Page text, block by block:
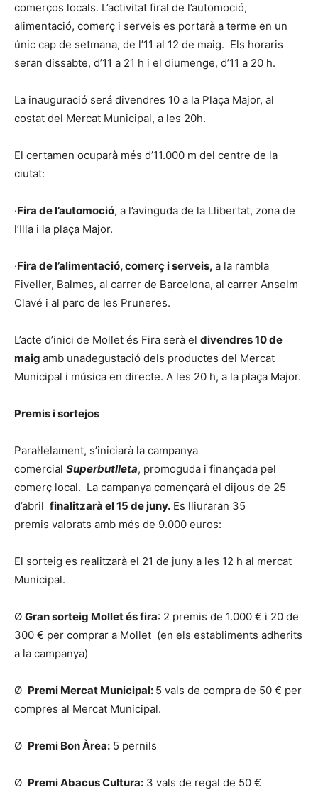
comerços locals. L’activitat firal de l’automoció,
alimentació, comerç i serveis es portarà a terme en un
únic cap de setmana, de l’11 al 12 de maig. Els horaris
seran dissabte, d’11 a 21 h i el diumenge, d’11 a 20 h.
La inauguració será divendres 10 a la Plaça Major, al
costat del Mercat Municipal, a les 20h.
El certamen ocuparà més d’11.000 m del centre de la
ciutat:
·Fira de l’automoció, a l’avinguda de la Llibertat, zona de
l’Illa i la plaça Major.
·Fira de l’alimentació, comerç i serveis, a la rambla
Fiveller, Balmes, al carrer de Barcelona, al carrer Anselm
Clavé i al parc de les Pruneres.
L’acte d’inici de Mollet és Fira serà el divendres 10 de
maig amb unadegustació dels productes del Mercat
Municipal i música en directe. A les 20 h, a la plaça Major.
Premis i sortejos
Paral·lelament, s’iniciarà la campanya
comercial Superbutlleta, promoguda i finançada pel
comerç local. La campanya començarà el dijous de 25
d’abril finalitzarà el 15 de juny. Es lliuraran 35
premis valorats amb més de 9.000 euros:
El sorteig es realitzarà el 21 de juny a les 12 h al mercat
Municipal.
Ø Gran sorteig Mollet és fira: 2 premis de 1.000 € i 20 de
300 € per comprar a Mollet (en els establiments adherits
a la campanya)
Ø Premi Mercat Municipal: 5 vals de compra de 50 € per
compres al Mercat Municipal.
Ø Premi Bon Àrea: 5 pernils
Ø Premi Abacus Cultura: 3 vals de regal de 50 €